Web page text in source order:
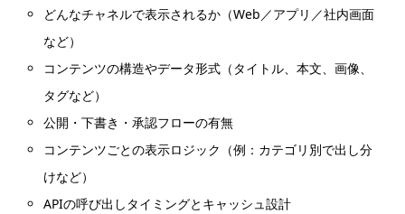
どんなチャネルで表示されるか（Web／アプリ／社内画面
など）
コンテンツの構造やデータ形式（タイトル、本文、画像、
タグなど）
公開・下書き・承認フローの有無
コンテンツごとの表示ロジック（例：カテゴリ別で出し分
けなど）
APIの呼び出しタイミングとキャッシュ設計